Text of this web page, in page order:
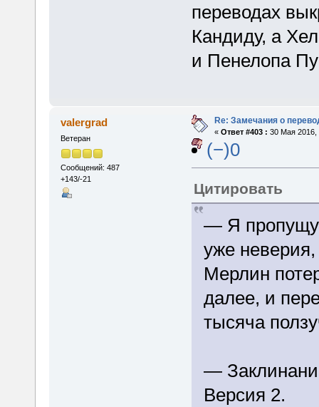
переводах
Кандиду, а
и Пенелопа
valergrad
Ветеран
Сообщений: 487
+143/-21
Re: Замечания о
« Ответ #403 : 30 Мая 2016,
(−)0
Цитировать
— Я пропущу
уже
Мерлин
далее, и
тысяча
—
Версия 2.